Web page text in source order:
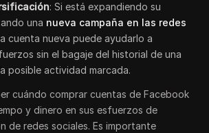
: Si está expandiendo su
una nueva campaña en las redes
cuenta nueva puede ayudarlo a
sin el bagaje del historial de una
posible actividad marcada.
cuándo comprar cuentas de Facebook
y dinero en sus esfuerzos de
de redes sociales. Es importante